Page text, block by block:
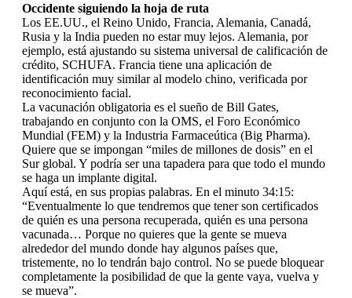
Occidente siguiendo la hoja de ruta
Los EE.UU., el Reino Unido, Francia, Alemania, Canadá,
Rusia y la India pueden no estar muy lejos. Alemania, por
ejemplo, está ajustando su sistema universal de calificación de
crédito, SCHUFA. Francia tiene una aplicación de
identificación muy similar al modelo chino, verificada por
reconocimiento facial.
La vacunación obligatoria es el sueño de Bill Gates,
trabajando en conjunto con la OMS, el Foro Económico
Mundial (FEM) y la Industria Farmaceútica (Big Pharma).
Quiere que se impongan “miles de millones de dosis” en el
Sur global. Y podría ser una tapadera para que todo el mundo
se haga un implante digital.
Aquí está, en sus propias palabras. En el minuto 34:15:
“Eventualmente lo que tendremos que tener son certificados
de quién es una persona recuperada, quién es una persona
vacunada… Porque no quieres que la gente se mueva
alrededor del mundo donde hay algunos países que,
tristemente, no lo tendrán bajo control. No se puede bloquear
completamente la posibilidad de que la gente vaya, vuelva y
se mueva”.